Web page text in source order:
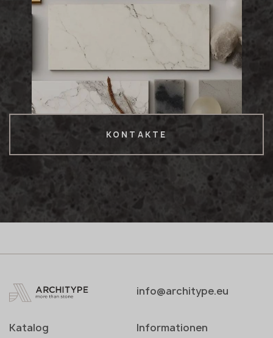
KONTAKTE
info@architype.eu
Katalog Informationen